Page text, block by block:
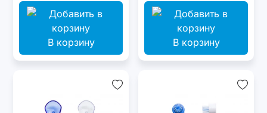
В корзину В корзину